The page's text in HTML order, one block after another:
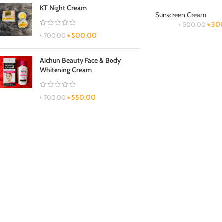
KT Night Cream
৳700.00 ৳500.00
Aichun Beauty Face & Body
Whitening Cream
৳700.00 ৳550.00
Sunscreen Cream
৳500.00 ৳